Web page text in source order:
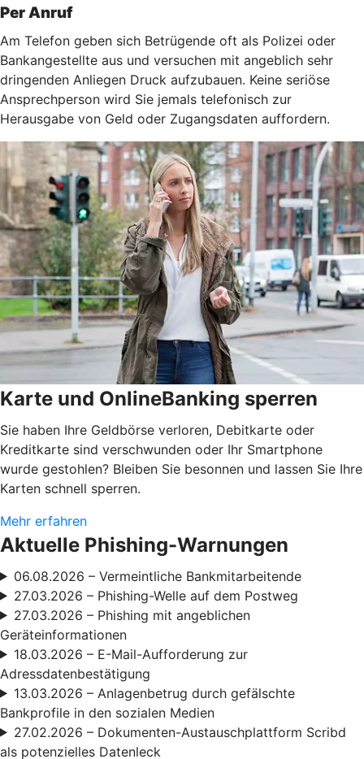
Per Anruf
Am Telefon geben sich Betrügende oft als Polizei oder
Bankangestellte aus und versuchen mit angeblich sehr
dringenden Anliegen Druck aufzubauen. Keine seriöse
Ansprechperson wird Sie jemals telefonisch zur
Herausgabe von Geld oder Zugangsdaten auffordern.
Karte und OnlineBanking sperren
Sie haben Ihre Geldbörse verloren, Debitkarte oder
Kreditkarte sind verschwunden oder Ihr Smartphone
wurde gestohlen? Bleiben Sie besonnen und lassen Sie Ihre
Karten schnell sperren.
Mehr erfahren
Aktuelle Phishing-Warnungen
06.08.2026 – Vermeintliche Bankmitarbeitende
27.03.2026 – Phishing-Welle auf dem Postweg
27.03.2026 – Phishing mit angeblichen
Geräteinformationen
18.03.2026 – E-Mail-Aufforderung zur
Adressdatenbestätigung
13.03.2026 – Anlagenbetrug durch gefälschte
Bankprofile in den sozialen Medien
27.02.2026 – Dokumenten-Austauschplattform Scribd
als potenzielles Datenleck